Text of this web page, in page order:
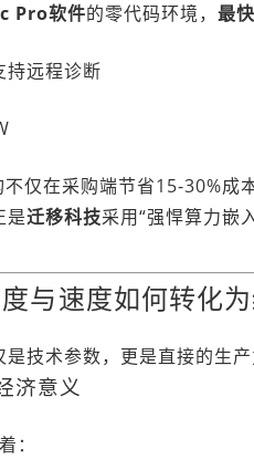
Pro软件的零代码环境，最
持远程诊断
不仅在采购端节省15-30%成
是迁移科技采用“强悍算力
与速度如何转化
技术参数，更是直接的生
济意义
：